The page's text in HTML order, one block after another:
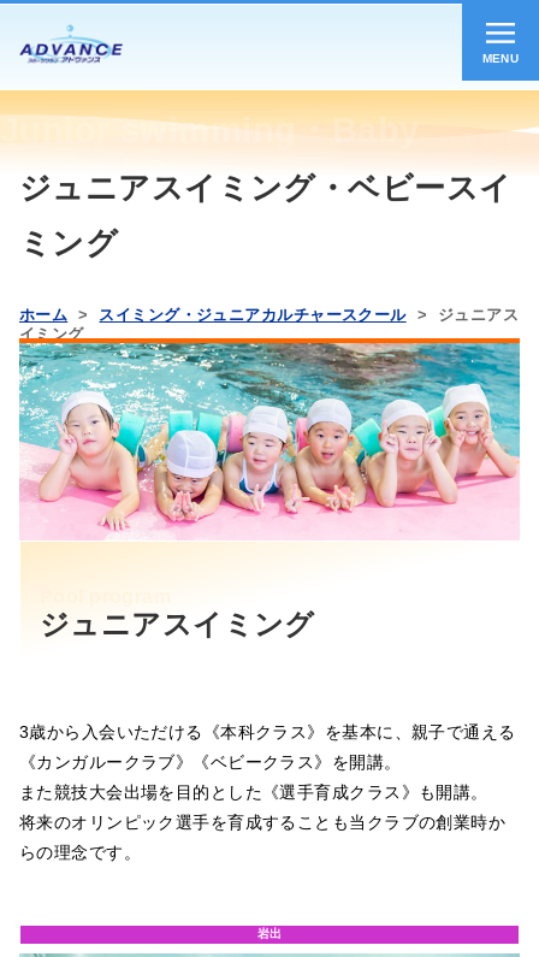
MENU
Junior swimming・Baby
swimming
ジュニアスイミング・ベビースイ
ミング
ホーム > スイミング・ジュニアカルチャースクール> ジュニアス
イミング
ジュニアスイミング
3歳から入会いただける《本科クラス》を基本に、親子で通える
《カンガルークラブ》《ベビークラス》を開講。
また競技大会出場を目的とした《選手育成クラス》も開講。
将来のオリンピック選手を育成することも当クラブの創業時か
らの理念です。
岩出